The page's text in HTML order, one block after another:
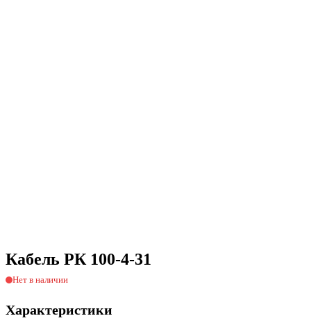
Кабель РК 100-4-31
Нет в наличии
Характеристики